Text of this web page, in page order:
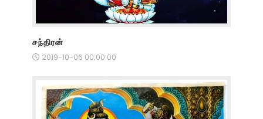
சந்திரன்
2019-10-06 00:00:00